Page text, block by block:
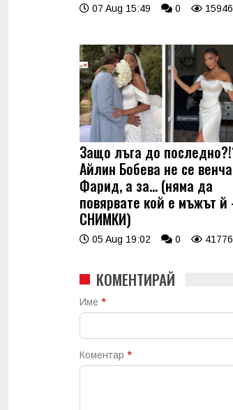
07 Aug 15:49 0 15946
Защо лъга до
Айлин Бобева не се
Фарид, а за... (няма да
повярвате кой е мъжът й
СНИМКИ)
05 Aug 19:02 0 41776
КОМЕНТИРАЙ
Име *
Коментар *